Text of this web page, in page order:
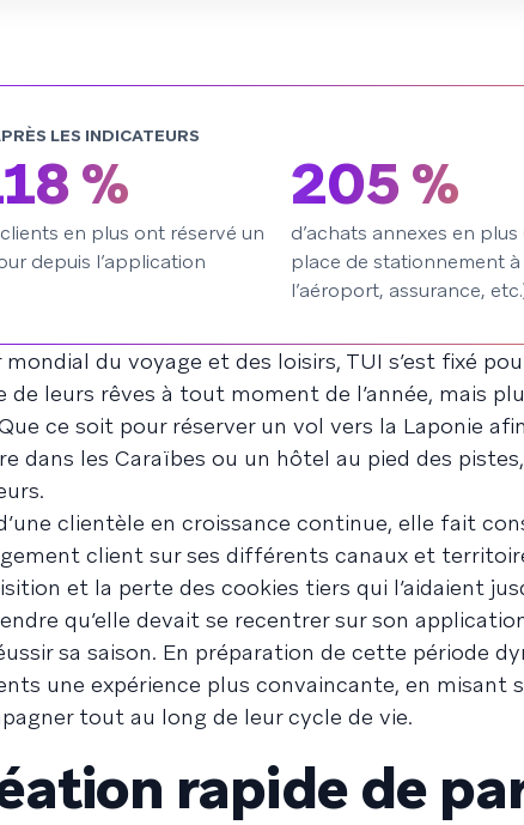
LES INDICATEURS
%
en plus ont réservé un
depuis l’application
205 %
d’achats annexes en plus
place de stationnement à
l’aéroport, assurance,
mondial du voyage et des loisirs, TUI s’est fixé
de leurs rêves à tout moment de l’année, mais
ce soit pour réserver un vol vers la Laponie
dans les Caraïbes ou un hôtel au pied des
clientèle en croissance continue, elle fait
client sur ses différents canaux et
et la perte des cookies tiers qui l’aidaient
qu’elle devait se recentrer sur son
sa saison. En préparation de cette période
une expérience plus convaincante, en misant
tout au long de leur cycle de vie.
rapide de